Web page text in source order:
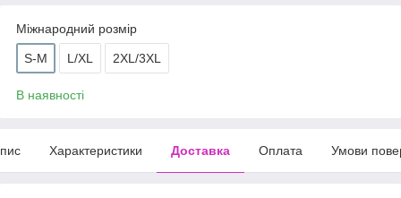
Міжнародний розмір
S-M L/XL 2XL/3XL
В наявності
Характеристики Доставка Оплата Умови